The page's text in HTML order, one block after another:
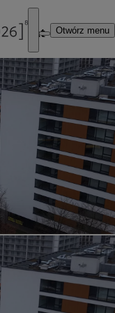
Otwórz menu
35 lat